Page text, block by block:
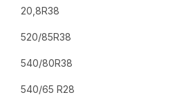
20,8R38
520/85R38
540/80R38
540/65 R28